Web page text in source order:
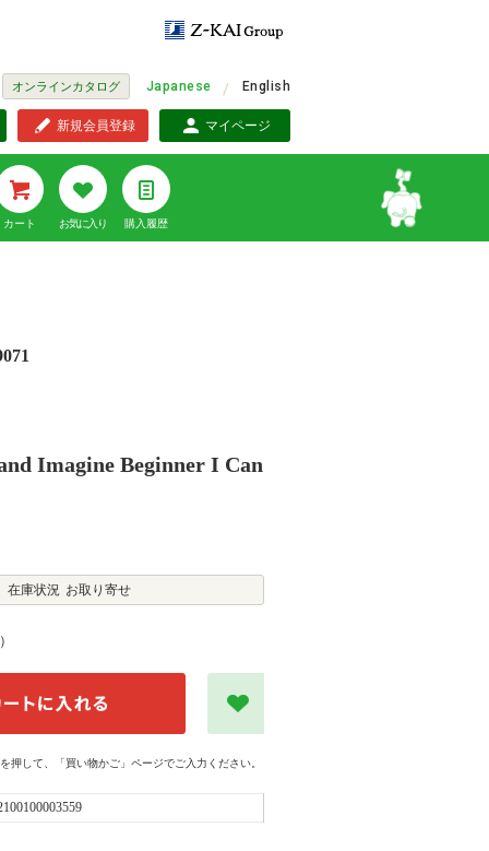
オンラインカタログ Japanese English
新規会員登録 マイページ
カート お気に入り 購入履歴
Imagine Beginner I Can
在庫状況 お取り寄せ
）
押して、「買い物かご」ページでご入力ください。